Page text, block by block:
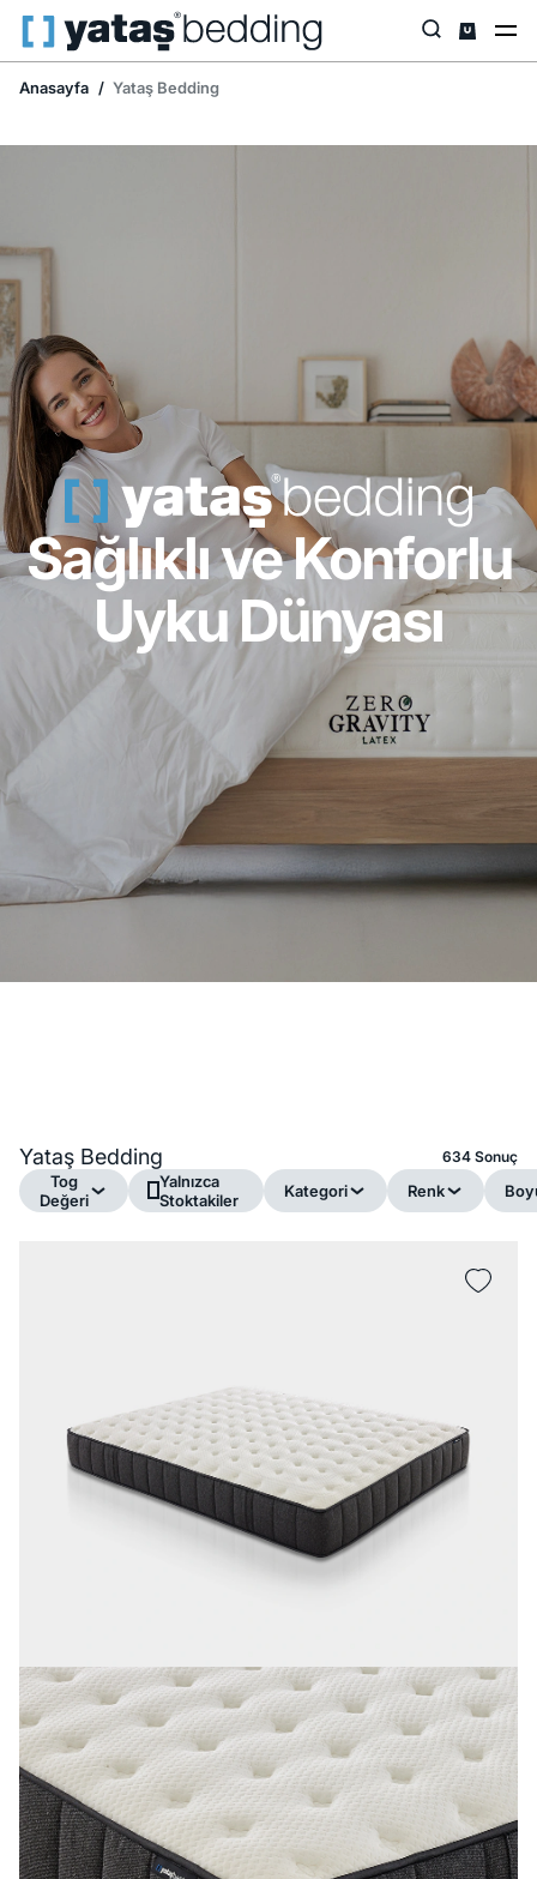
Anasayfa Yataş Bedding
Sağlıklı ve Konforlu
Uyku Dünyası
Yataş Bedding 634 Sonuç
Tog
Değeri
Yalnızca
Stoktakiler
Kategori Renk